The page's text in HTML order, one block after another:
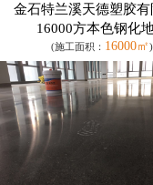
金石特兰溪天德塑胶有
16000方本色钢化
(施工面积： 16000㎡)